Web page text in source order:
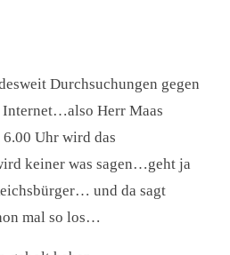
Durchsuchungen gegen
Internet…also Herr Maas
Uhr wird das
keiner was sagen…geht ja
und da sagt
mal so los…